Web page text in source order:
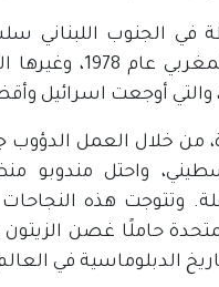
في الجنوب اللبناني
سافوي" عام
والتي أوجعت
من خلال العمل الدؤوب
واحتل مندوبو
حاملًا غصن الزيتون
الدبلوماسية في